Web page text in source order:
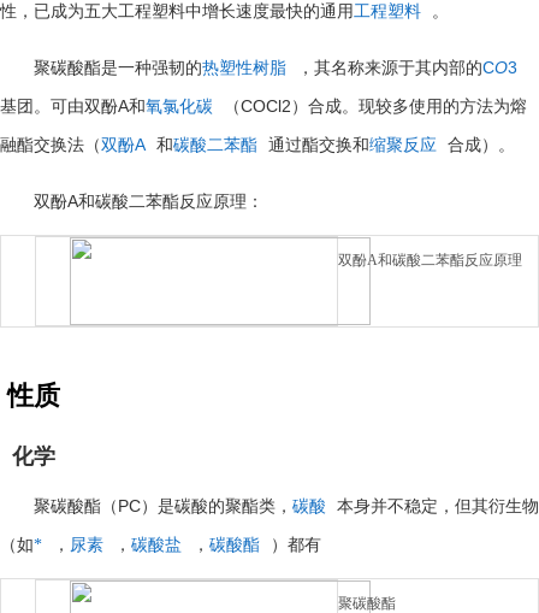
性，已成为五大工程塑料中增长速度最快的通用 工程塑料 。
聚碳酸酯是一种强韧的热塑性树脂 ，其名称来源于其内部的CO3
基团。可由双酚A和氧氯化碳 （COCl2 ）合成。现较多使用的方法为熔
融酯交换法（ 双酚A 和碳酸二苯酯 通过酯交换和缩聚反应 合成）。
双酚A和碳酸二苯酯反应原理：
双酚A和碳酸二苯酯反应原理
性质
化学
聚碳酸酯（ PC）是碳酸的聚酯类， 碳酸 本身并不稳定，但其衍生物
（如* ， 尿素 ， 碳酸盐 ， 碳酸酯 ）都有
聚碳酸酯